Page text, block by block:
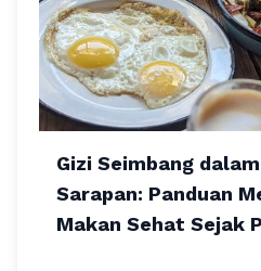
Gizi Seimbang
Sarapan: Panduan
Makan Sehat Sejak